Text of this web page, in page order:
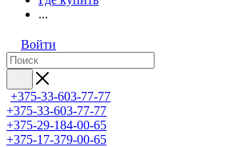
...
Войти
+375-33-603-77-77
+375-33-603-77-77
+375-29-184-00-65
+375-17-379-00-65